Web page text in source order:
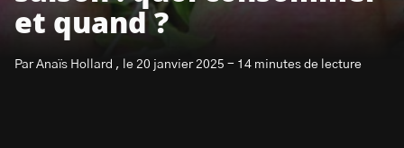
et quand ?
Par Anaïs Hollard , le 20 janvier 2025 - 14 minutes de lecture